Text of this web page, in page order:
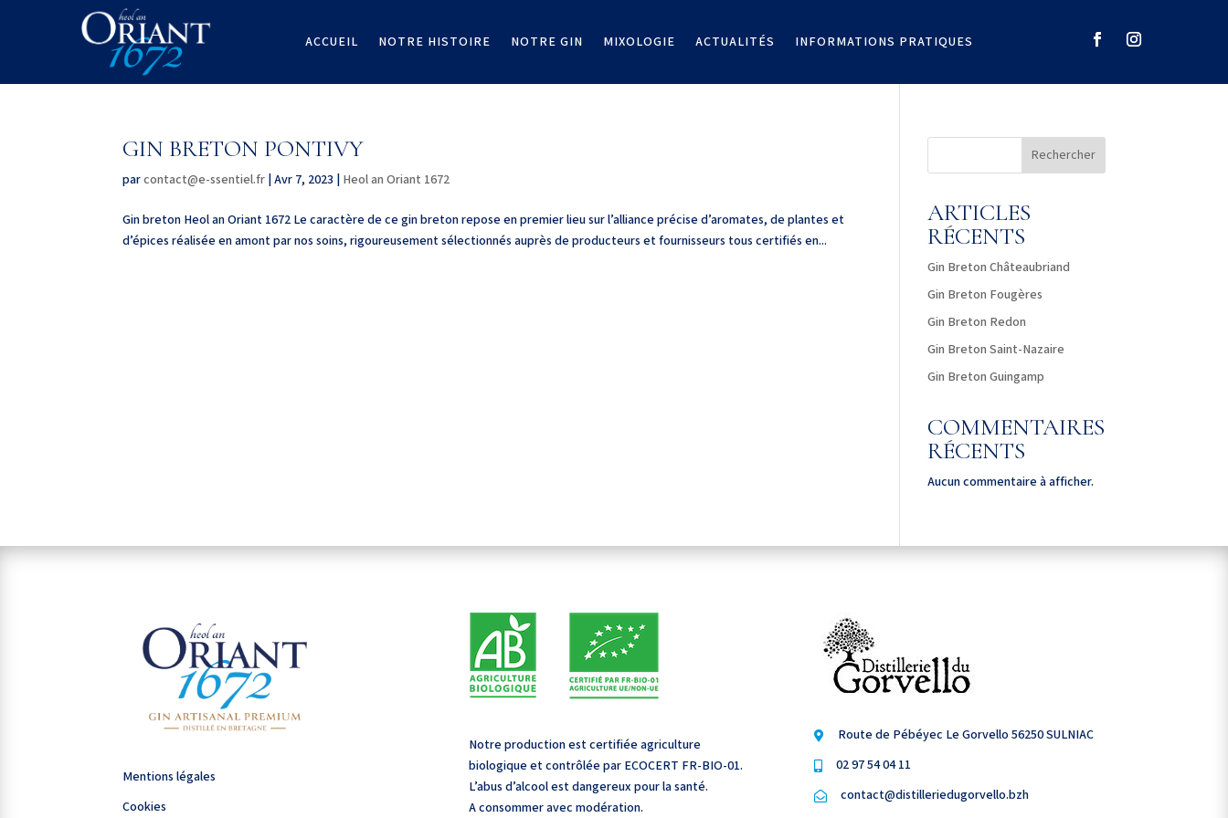
ACCUEIL NOTRE HISTOIRE NOTRE GIN MIXOLOGIE ACTUALITÉS INFORMATIONS PRATIQUES
GIN BRETON PONTIVY
parcontact@e-ssentiel.fr |Avr 7, 2023 Heol an Oriant 1672
Gin breton Heol an Oriant 1672 Le caractère de ce gin breton repose en premier lieu sur l’alliance précise d’aromates, de plantes et
d’épices réalisée en amont par nos soins, rigoureusement sélectionnés auprès de producteurs et fournisseurs tous certifiés en...
Rechercher
ARTICLES
RÉCENTS
Gin Breton Châteaubriand
Gin Breton Fougères
Gin Breton Redon
Gin Breton Saint-Nazaire
Gin Breton Guingamp
COMMENTAIRES
RÉCENTS
Aucun commentaire à afficher.
Mentions légales
Cookies
Notre production est certifiée agriculture
biologique et contrôlée par ECOCERT FR-BIO-01.
L’abus d’alcool est dangereux pour la santé.
A consommer avec modération.
 Route de Pébéyec Le Gorvello 56250 SULNIAC
02 97 54 04 11
 contact@distilleriedugorvello.bzh
Notre production est certifiée agriculture
biologique et contrôlée par ECOCERT FR-BIO-01.
L’abus d’alcool est dangereux pour la santé.